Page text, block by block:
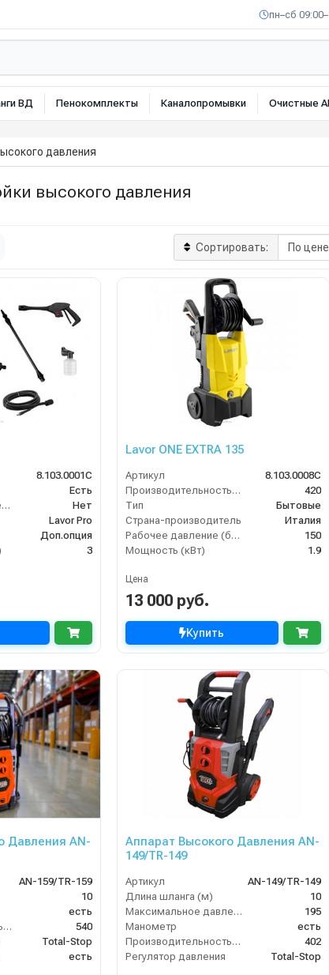
пн–сб
ВД Пенокомплекты Каналопромывки Очистные
давления
высокого давления
Сортировать:
8.103.0001C
Есть
Бак для моющих средств
Нет
Lavor Pro
Доп.опция
3
Lavor ONE EXTRA 135
Артикул
8.103.0008C
Производительность (л/ч)
420
Тип
Бытовые
Страна-производитель
Италия
Рабочее давление (бар)
150
Мощность (кВт)
1.9
Цена
13 000 руб.
Купить
Давления AN-
AN-159/TR-159
10
есть
Производительность (л/ч)
540
Total-Stop
есть
Аппарат Высокого Давления AN-
149/TR-149
Артикул
AN-149/TR-149
Длина шланга (м)
10
Максимальное давление (бар)
195
Манометр
есть
Производительность (л/ч)
402
Регулятор давления
Total-Stop